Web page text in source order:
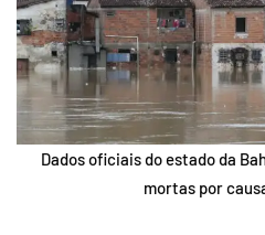
Dados oficiais do estado da
mortas por